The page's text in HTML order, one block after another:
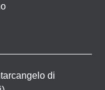
di